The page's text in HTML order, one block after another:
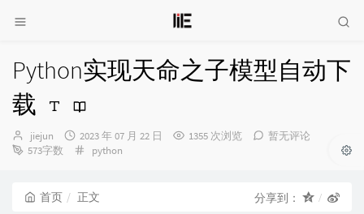
Python实现天命之子模型自动下
载
博
主：
jiejun
发
布
2023 年 07 月 22 日 1355 次浏览
暂无评论
573字数
分
python
首页 正文 分享到：